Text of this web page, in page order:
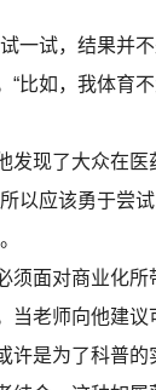
一试，结果并不
“比如，我体育
现了大众在医
以应该勇于尝
面对商业化所
当老师向他建议
许是为了科普的